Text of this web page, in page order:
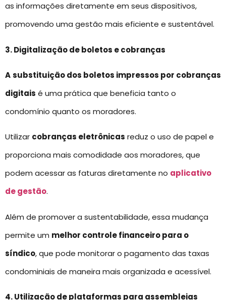
as informações diretamente em seus dispositivos,
promovendo uma gestão mais eficiente e sustentável.
3. Digitalização de boletos e cobranças
Asubstituição dos boletos impressos por cobranças
digitais é uma prática que beneficia tanto o
condomínio quanto os moradores.
Utilizar cobranças eletrônicas reduz o uso de papel e
proporciona mais comodidade aos moradores, que
podem acessar as faturas diretamente no aplicativo
de gestão.
Além de promover a sustentabilidade, essa mudança
permite um melhor controle financeiro para o
síndico, que pode monitorar o pagamento das taxas
condominiais de maneira mais organizada e acessível.
4. Utilização de plataformas para assembleias